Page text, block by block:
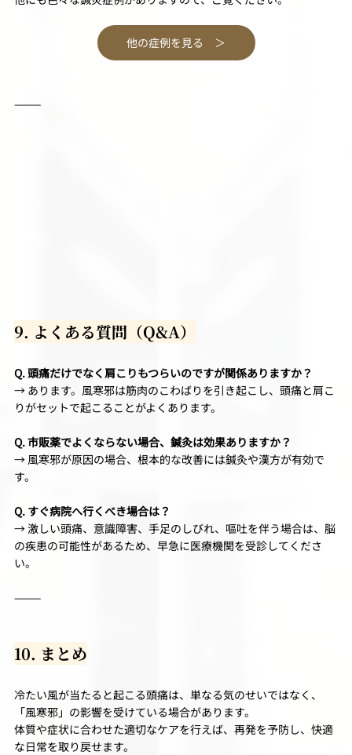
他の症例を見る ＞
⸻
9. よくある質問（Q&A）
Q. 頭痛だけでなく肩こりもつらいのですが関係ありますか？
→ あります。風寒邪は筋肉のこわばりを引き起こし、頭痛と肩こ
りがセットで起こることがよくあります。
Q. 市販薬でよくならない場合、鍼灸は効果ありますか？
→ 風寒邪が原因の場合、根本的な改善には鍼灸や漢方が有効で
す。
Q. すぐ病院へ行くべき場合は？
→ 激しい頭痛、意識障害、手足のしびれ、嘔吐を伴う場合は、脳
の疾患の可能性があるため、早急に医療機関を受診してくださ
い。
⸻
10. まとめ
冷たい風が当たると起こる頭痛は、単なる気のせいではなく、
「風寒邪」の影響を受けている場合があります。
体質や症状に合わせた適切なケアを行えば、再発を予防し、快適
な日常を取り戻せます。